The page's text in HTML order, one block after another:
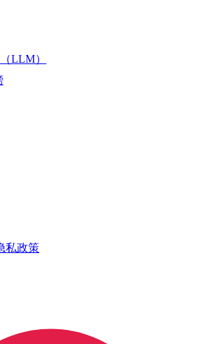
LLM）
私政策